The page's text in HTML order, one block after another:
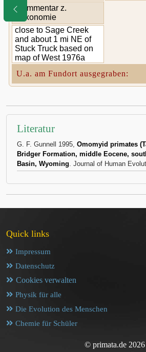
Kommentar z.
Taxonomie
close to Sage Creek
and about 1 mi NE of
Stuck Truck based on
map of West 1976a
U.a. am Fundort ausgegraben:
Literatur
G. F. Gunnell 1995, Omomyid primates
Bridger Formation, middle Eocene,
Basin, Wyoming. Journal of Human
Quick links
Impressum
Datenschutz
Cookies verwalten
Physik für alle
Die Evolution des Menschen
Chemie für Schüler
© primata.de 2026